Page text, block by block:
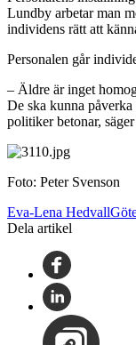
Lundby arbetar man
individens rätt att
Personalen går
– Äldre är inget
De ska kunna
politiker betonar,
Foto: Peter Svenson
Eva-Lena
Dela artikel